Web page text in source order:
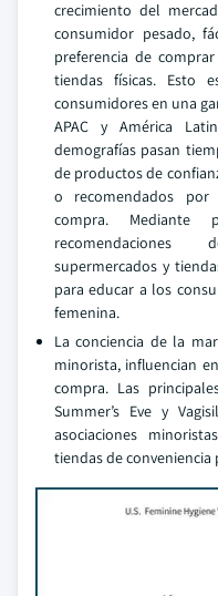
crecimiento del
consumidor pesado,
preferencia de
tiendas físicas. Esto
consumidores en una
APAC y América
demografías pasan
de productos de
o recomendados
compra.
recomendaciones
supermercados y
para educar a los
femenina.
La conciencia de la
minorista, influencian
compra. Las
Summer’s Eve y
asociaciones
tiendas de conveniencia